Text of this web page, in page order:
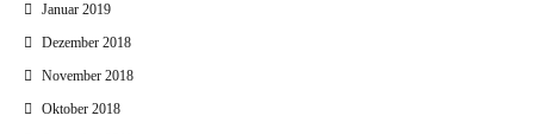
Januar 2019
Dezember 2018
November 2018
Oktober 2018